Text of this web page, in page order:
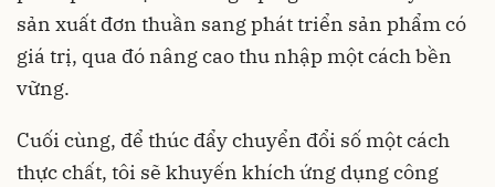
sản xuất đơn thuần sang phát triển sản phẩm có
giá trị, qua đó nâng cao thu nhập một cách bền
vững.
Cuối cùng, để thúc đẩy chuyển đổi số một cách
thực chất, tôi sẽ khuyến khích ứng dụng công